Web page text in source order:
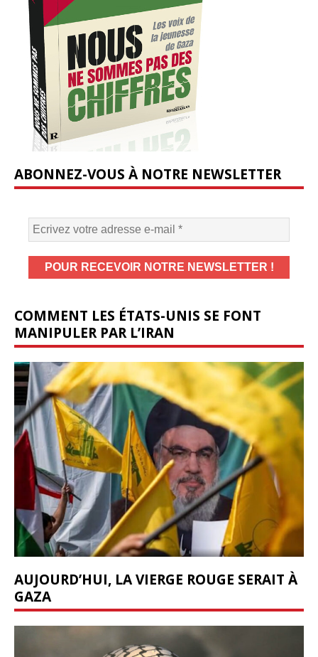
ABONNEZ-VOUS À NOTRE NEWSLETTER
COMMENT LES ÉTATS-UNIS SE FONT
MANIPULER PAR L’IRAN
AUJOURD’HUI, LA VIERGE ROUGE SERAIT À
GAZA